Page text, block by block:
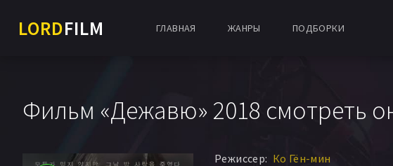
LORDFILM ГЛАВНАЯ ЖАНРЫ ПОДБОРКИ
Фильм «Дежавю» 2018 смотреть
Режиссер: Ко Гён-мин